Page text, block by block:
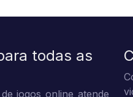
todas as
jogos online atende